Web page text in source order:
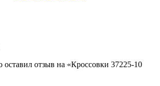
оставил отзыв на «Кроссовки 37225-10